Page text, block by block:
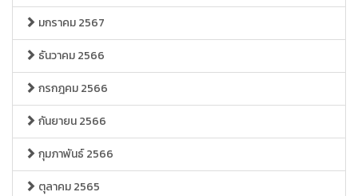
มกราคม 2567
ธันวาคม 2566
กรกฎคม 2566
กันยายน 2566
กุมภาพันธ์ 2566
ตุลาคม 2565